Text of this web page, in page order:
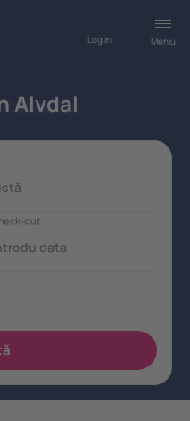
Meniu
Log in
Alvdal